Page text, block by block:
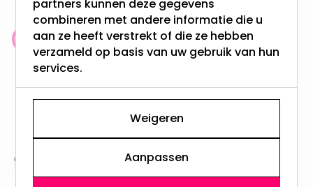
Klantenbeoordeling: 9.4/10
meer dan 100.000 klanten gingen u voor
Gratis verzending + snel geleverd
Vanaf EUR100,- naar NL & BE
Altijd uit eigen voorraad
partners kunnen deze gegevens
combineren met andere informatie die u
aan ze heeft verstrekt of die ze hebben
verzameld op basis van uw gebruik van hun
services.
Weigeren
Aanpassen